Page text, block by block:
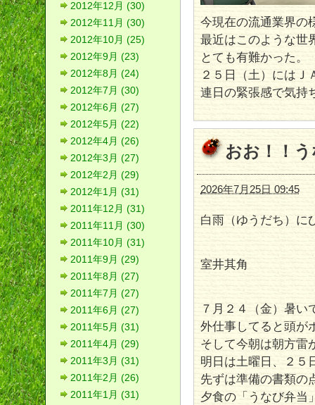
今現在の流通業界の
最近はこのような世
とても有難かった。
２５日（土）にはＪ
連日の緊張感で気持
おお！！
2026年7月25日 09:45
白雨（ゆうだち）に
室井其角
７月２４（金）暑い
外仕事してると頭が
そして今朝は朝方雷
明日は土曜日、２５
先ずは準備の書類の
夕食の「うなび弁当
2012年12月 (30)
2012年11月 (30)
2012年10月 (25)
2012年9月 (23)
2012年8月 (24)
2012年7月 (30)
2012年6月 (27)
2012年5月 (22)
2012年4月 (26)
2012年3月 (27)
2012年2月 (29)
2012年1月 (31)
2011年12月 (31)
2011年11月 (30)
2011年10月 (31)
2011年9月 (29)
2011年8月 (27)
2011年7月 (27)
2011年6月 (27)
2011年5月 (31)
2011年4月 (29)
2011年3月 (31)
2011年2月 (26)
2011年1月 (31)